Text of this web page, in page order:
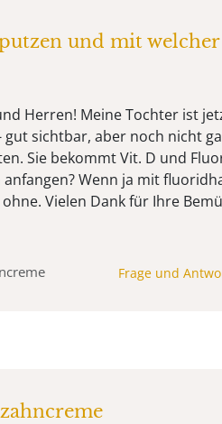
und mit welcher
Herren! Meine Tochter ist
gut sichtbar, aber noch nicht
Sie bekommt Vit. D und
Wenn ja mit
Vielen Dank für Ihre
Frage und